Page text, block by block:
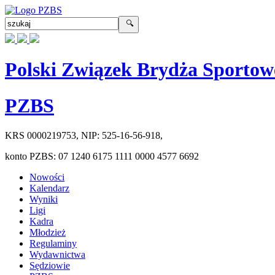
Polski Związek Brydża
PZBS
KRS 0000219753, NIP: 525-16-56-918,
konto PZBS: 07 1240 6175 1111 0000 4577 6692
Nowości
Kalendarz
Wyniki
Ligi
Kadra
Młodzież
Regulaminy
Wydawnictwa
Sędziowie